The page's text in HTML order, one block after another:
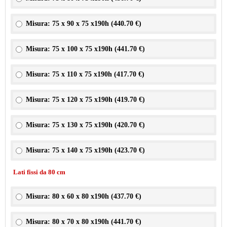
Misura: 75 x 90 x 75 x190h (440.70 €)
Misura: 75 x 100 x 75 x190h (441.70 €)
Misura: 75 x 110 x 75 x190h (417.70 €)
Misura: 75 x 120 x 75 x190h (419.70 €)
Misura: 75 x 130 x 75 x190h (420.70 €)
Misura: 75 x 140 x 75 x190h (423.70 €)
Lati fissi da 80 cm
Misura: 80 x 60 x 80 x190h (437.70 €)
Misura: 80 x 70 x 80 x190h (441.70 €)